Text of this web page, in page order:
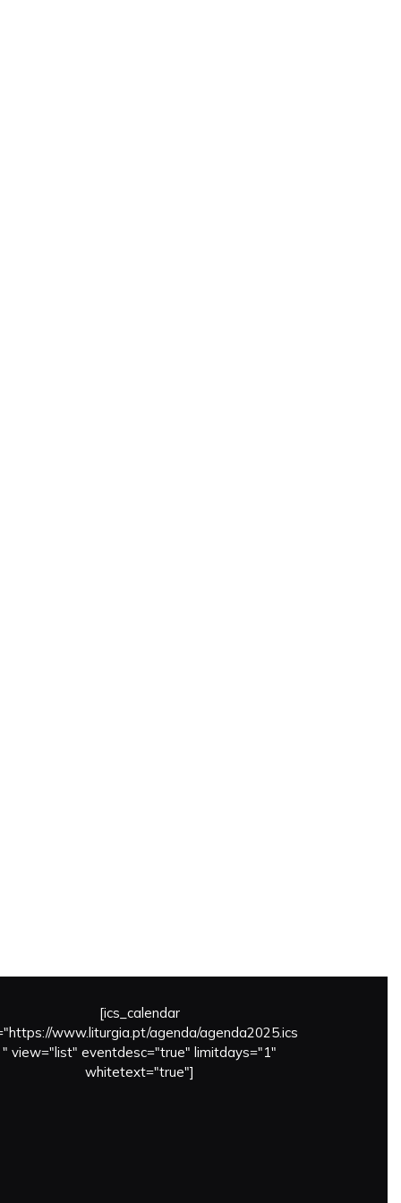
[ics_calendar
www.liturgia.pt/agenda/agenda2025.ics
" view="list" eventdesc="true" limitdays="1"
whitetext="true"]